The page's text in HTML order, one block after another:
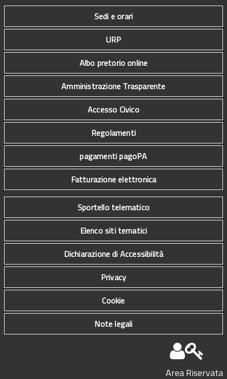
Sedi e orari
URP
Albo pretorio online
Amministrazione Trasparente
Accesso Civico
Regolamenti
pagamenti pagoPA
Fatturazione elettronica
Sportello telematico
Elenco siti tematici
Dichiarazione di Accessibilità
Privacy
Cookie
Note legali
Area Riservata